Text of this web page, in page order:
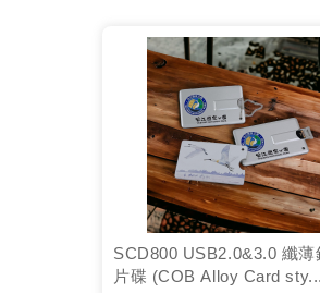
SCD800 USB2.0&3.0 纖薄鋁質 名
片碟 (COB Alloy Card sty...